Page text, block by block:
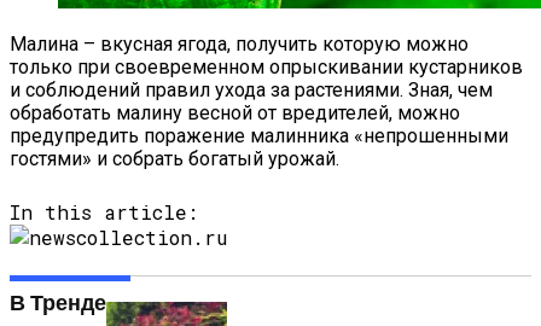
Малина – вкусная ягода, получить которую можно
только при своевременном опрыскивании кустарников
и соблюдений правил ухода за растениями. Зная, чем
обработать малину весной от вредителей, можно
предупредить поражение малинника «непрошенными
гостями» и собрать богатый урожай.
In this article:
В Тренде